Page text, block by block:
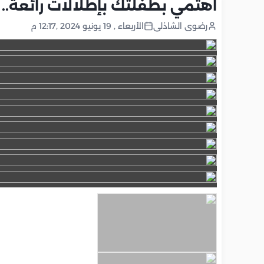
اهتمي بطفلتك بإطلالات
رضوى الشاذلى الأربعاء , 19 يونيو 2024 ,12:17 م